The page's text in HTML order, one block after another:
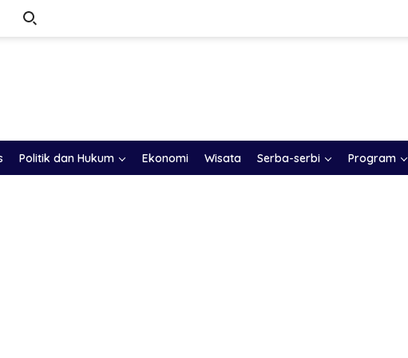
Politik dan Hukum Ekonomi Wisata Serba-serbi Program